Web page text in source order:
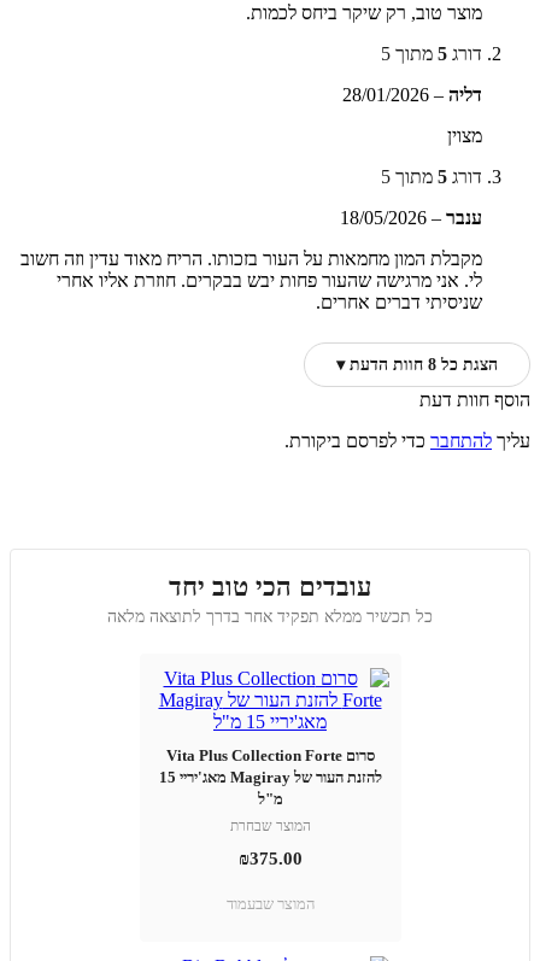
מוצר טוב, רק שיקר ביחס לכמות.
דורג 5 מתוך 5
דליה –
28/01/2026
מצוין
דורג 5 מתוך 5
ענבר –
18/05/2026
מקבלת המון מחמאות על העור בזכותו. הריח מאוד עדין וזה חשוב
לי. אני מרגישה שהעור פחות יבש בבקרים. חוזרת אליו אחרי
שניסיתי דברים אחרים.
הצגת כל 8 חוות הדעת ▾
הוסף חוות דעת
עליך להתחבר כדי לפרסם ביקורת.
עובדים הכי טוב יחד
כל תכשיר ממלא תפקיד אחר בדרך לתוצאה מלאה
סרום Vita Plus Collection Forte
להזנת העור של Magiray מאג'יריי 15
מ"ל
המוצר שבחרת
₪375.00
המוצר שבעמוד